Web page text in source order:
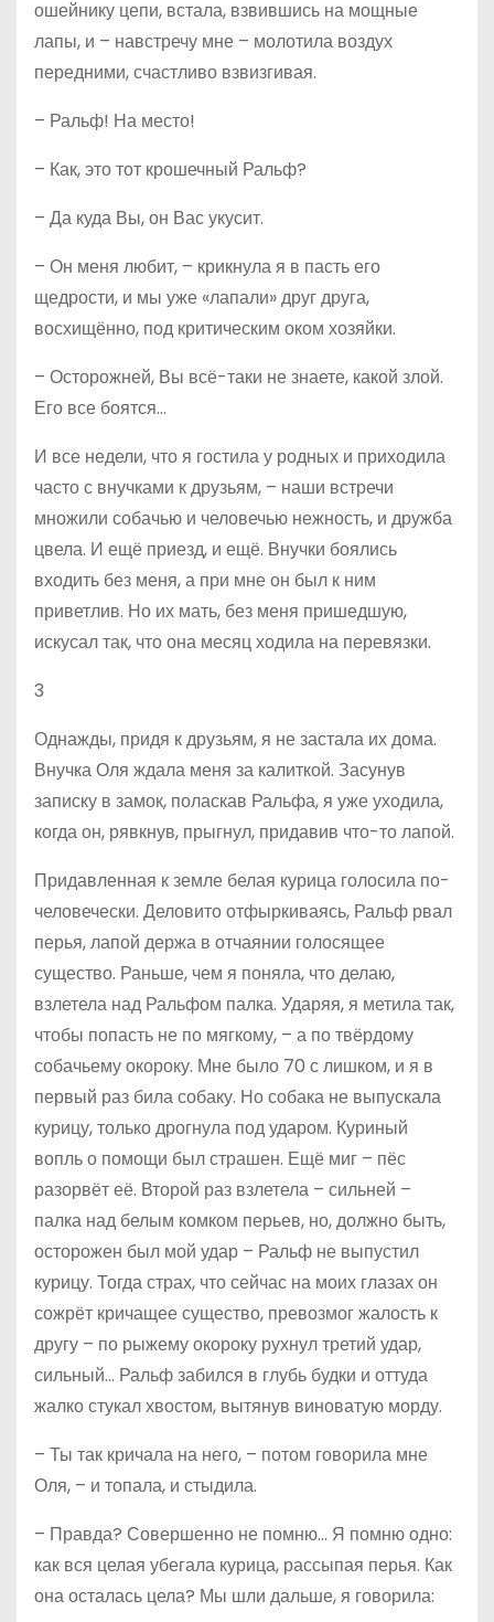
ошейнику цепи, встала, взвившись на мощные
лапы, и – навстречу мне – молотила воздух
передними, счастливо взвизгивая.
– Ральф! На место!
– Как, это тот крошечный Ральф?
– Да куда Вы, он Вас укусит.
– Он меня любит, – крикнула я в пасть его
щедрости, и мы уже «лапали» друг друга,
восхищённо, под критическим оком хозяйки.
– Осторожней, Вы всё-таки не знаете, какой злой.
Его все боятся…
И все недели, что я гостила у родных и приходила
часто с внучками к друзьям, – наши встречи
множили собачью и человечью нежность, и дружба
цвела. И ещё приезд, и ещё. Внучки боялись
входить без меня, а при мне он был к ним
приветлив. Но их мать, без меня пришедшую,
искусал так, что она месяц ходила на перевязки.
3
Однажды, придя к друзьям, я не застала их дома.
Внучка Оля ждала меня за калиткой. Засунув
записку в замок, поласкав Ральфа, я уже уходила,
когда он, рявкнув, прыгнул, придавив что-то лапой.
Придавленная к земле белая курица голосила по-
человечески. Деловито отфыркиваясь, Ральф рвал
перья, лапой держа в отчаянии голосящее
существо. Раньше, чем я поняла, что делаю,
взлетела над Ральфом палка. Ударяя, я метила так,
чтобы попасть не по мягкому, – а по твёрдому
собачьему окороку. Мне было 70 с лишком, и я в
первый раз била собаку. Но собака не выпускала
курицу, только дрогнула под ударом. Куриный
вопль о помощи был страшен. Ещё миг – пёс
разорвёт её. Второй раз взлетела – сильней –
палка над белым комком перьев, но, должно быть,
осторожен был мой удар – Ральф не выпустил
курицу. Тогда страх, что сейчас на моих глазах он
сожрёт кричащее существо, превозмог жалость к
другу – по рыжему окороку рухнул третий удар,
сильный… Ральф забился в глубь будки и оттуда
жалко стукал хвостом, вытянув виноватую морду.
– Ты так кричала на него, – потом говорила мне
Оля, – и топала, и стыдила.
– Правда? Совершенно не помню… Я помню одно:
как вся целая убегала курица, рассыпая перья. Как
она осталась цела? Мы шли дальше, я говорила: